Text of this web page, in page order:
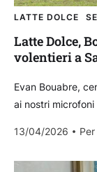
LATTE DOLCE
Latte Dolce,
volentieri a
Evan Bouabre,
ai nostri microfoni
13/04/2026
Per